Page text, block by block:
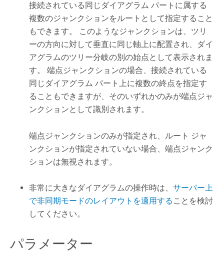
接続されている同じダイアグラム パートに属する
複数のジャンクションをルートとして指定すること
もできます。 このようなジャンクションは、ツリ
ーの方向に対して垂直に同じ軸上に配置され、ダイ
アグラムのツリー分岐の別の始点として表示されま
す。 端点ジャンクションの場合、接続されている
同じダイアグラム パート上に複数の終点を指定す
ることもできますが、そのいずれかのみが端点ジャ
ンクションとして識別されます。
端点ジャンクションのみが指定され、ルート ジャ
ンクションが指定されていない場合、端点ジャンク
ションは無視されます。
非常に大きなダイアグラムの操作時は、サーバー上
で非同期モードのレイアウトを適用する ことを検討
してください。
パラメーター